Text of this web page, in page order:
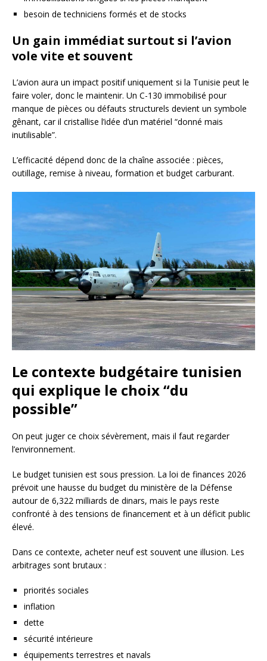
besoin de techniciens formés et de stocks
Un gain immédiat surtout si l’avion
vole vite et souvent
L’avion aura un impact positif uniquement si la Tunisie peut le
faire voler, donc le maintenir. Un C-130 immobilisé pour
manque de pièces ou défauts structurels devient un symbole
gênant, car il cristallise l’idée d’un matériel “donné mais
inutilisable”.
L’efficacité dépend donc de la chaîne associée : pièces,
outillage, remise à niveau, formation et budget carburant.
Le contexte budgétaire tunisien
qui explique le choix “du
possible”
On peut juger ce choix sévèrement, mais il faut regarder
l’environnement.
Le budget tunisien est sous pression. La loi de finances 2026
prévoit une hausse du budget du ministère de la Défense
autour de 6,322 milliards de dinars, mais le pays reste
confronté à des tensions de financement et à un déficit public
élevé.
Dans ce contexte, acheter neuf est souvent une illusion. Les
arbitrages sont brutaux :
priorités sociales
inflation
dette
sécurité intérieure
équipements terrestres et navals